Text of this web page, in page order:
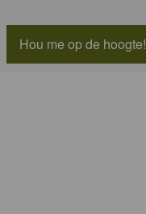
Hou me op de hoogte!